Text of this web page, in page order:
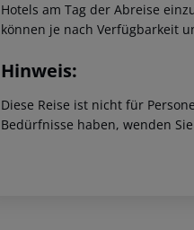
Hotels am Tag der Abreise
können je nach Verfügbarkeit
Hinweis:
Diese Reise ist nicht für
Bedürfnisse haben, wenden